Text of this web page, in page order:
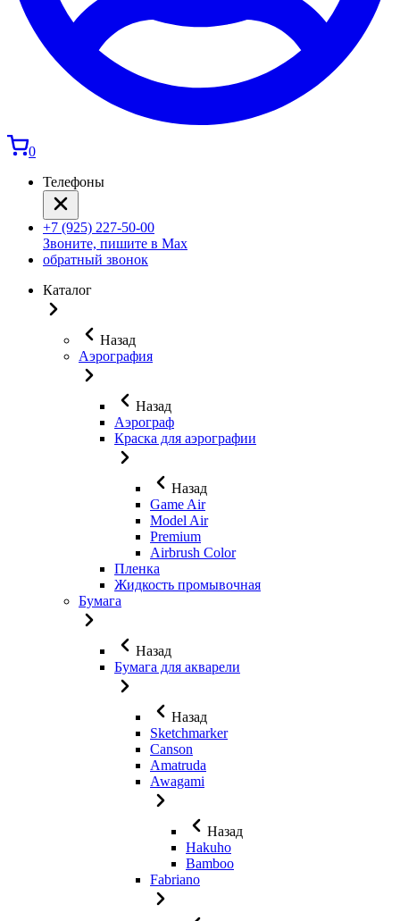
0
Телефоны
+7 (925) 227-50-00
Звоните, пишите в Max
обратный звонок
Каталог
Назад
Аэрография
Назад
Аэрограф
Краска для аэрографии
Назад
Game Air
Model Air
Premium
Airbrush Color
Пленка
Жидкость промывочная
Бумага
Назад
Бумага для акварели
Назад
Sketchmarker
Canson
Amatruda
Awagami
Назад
Hakuho
Bamboo
Fabriano